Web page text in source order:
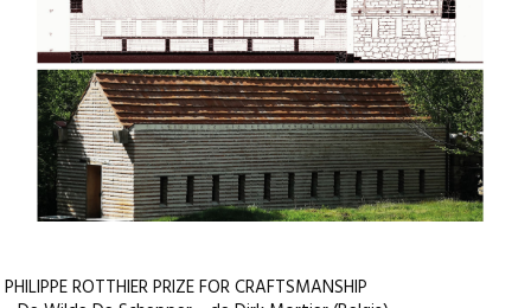
PHILIPPE ROTTHIER PRIZE FOR CRAFTSMANSHIP